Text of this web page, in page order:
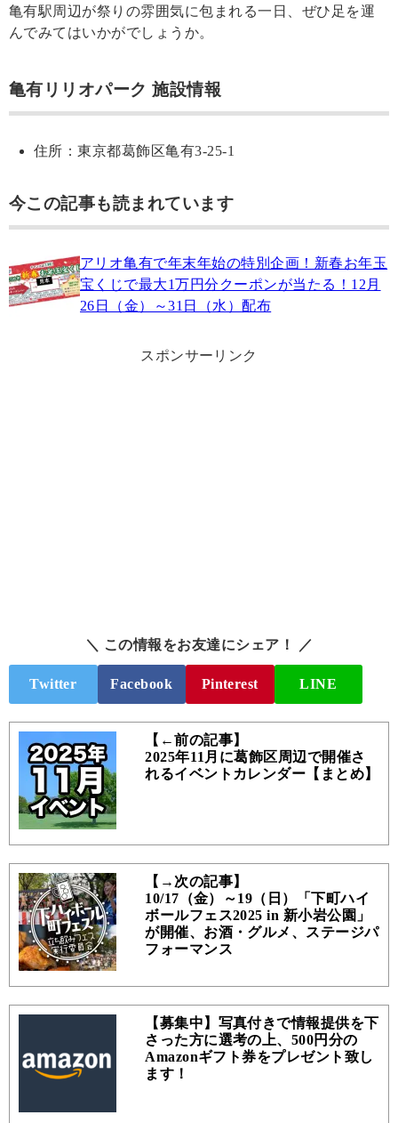
亀有駅周辺が祭りの雰囲気に包まれる一日、ぜひ足を運
んでみてはいかがでしょうか。
亀有リリオパーク 施設情報
住所：東京都葛飾区亀有3-25-1
今この記事も読まれています
アリオ亀有で年末年始の特別企画！新春お年玉
宝くじで最大1万円分クーポンが当たる！12月
26日（金）～31日（水）配布
スポンサーリンク
＼ この情報をお友達にシェア！ ／
Twitter Facebook Pinterest LINE
【←前の記事】
2025年11月に葛飾区周辺で開催さ
れるイベントカレンダー【まとめ】
【→次の記事】
10/17（金）～19（日）「下町ハイ
ボールフェス2025 in 新小岩公園」
が開催、お酒・グルメ、ステージパ
フォーマンス
【募集中】写真付きで情報提供を下
さった方に選考の上、500円分の
Amazonギフト券をプレゼント致し
ます！